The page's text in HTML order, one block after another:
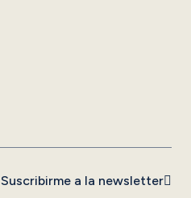
Suscribirme a la newsletter